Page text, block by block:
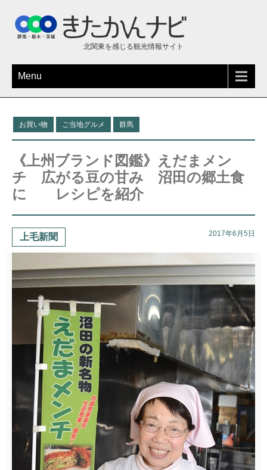
北関東を感じる観光情報サイト
Menu
お買い物 ご当地グルメ 群馬
《上州ブランド図鑑》えだまメン
チ 広がる豆の甘み 沼田の郷土食
に レシピを紹介
上毛新聞 2017年6月5日